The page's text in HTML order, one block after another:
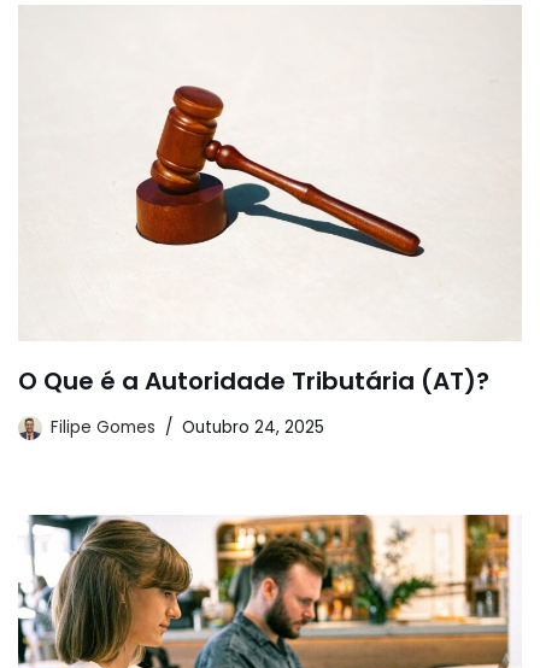
O Que é a Autoridade Tributária (AT)?
Filipe Gomes Outubro 24, 2025